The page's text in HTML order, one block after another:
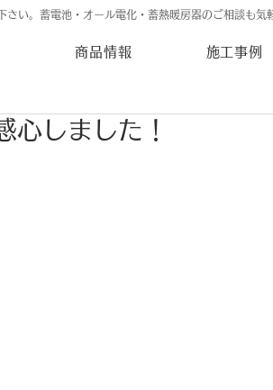
い。蓄電池・オール電化・蓄熱暖房器のご相談も気
商品情報 施工事例
心しました！